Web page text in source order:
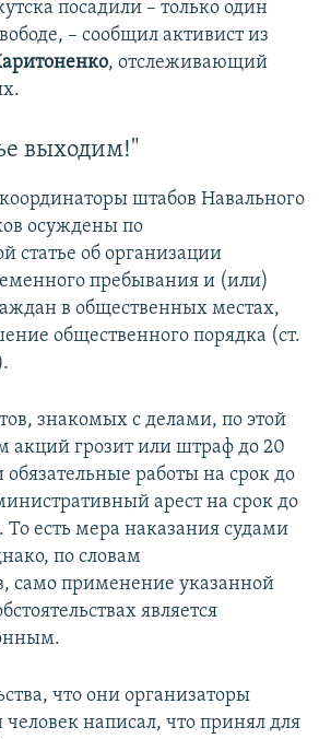
посадили – только один
– сообщил активист из
, отслеживающий
выходим!"
штабов Навального
осуждены по
статье об организации
пребывания и (или)
в общественных местах,
общественного порядка (ст.
знакомых с делами, по этой
акций грозит или штраф до 20
работы на срок до
арест на срок до
То есть мера наказания судами
по словам
само применение указанной
является
что они организаторы
написал, что принял для